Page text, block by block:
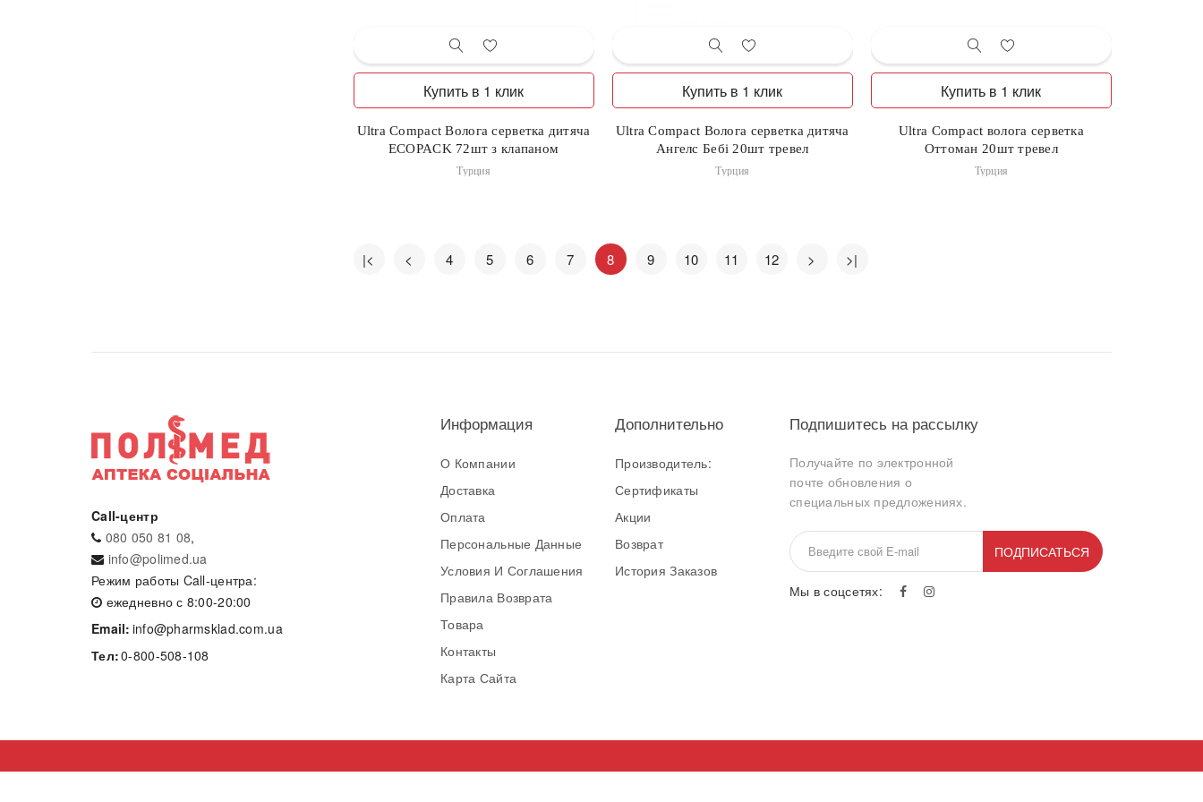
Купить в 1 клик
Ultra Compact Волога серветка дитяча
ECOPACK 72шт з клапаном
Турция
Купить в 1 клик
Ultra Compact Волога серветка дитяча
Ангелс Бебі 20шт тревел
Турция
Купить в 1 клик
Ultra Compact волога серветка
Оттоман 20шт тревел
Турция
|< < 4 5 6 7 8 9 10 11 12 > >|
Call-центр
080 050 81 08,
info@polimed.ua
Режим работы Call-центра:
ежедневно с 8:00-20:00
Email: info@pharmsklad.com.ua
Тел:0-800-508-108
Информация
О Компании
Доставка
Оплата
Персональные Данные
Условия И Соглашения
Правила Возврата
Товара
Контакты
Карта Сайта
Дополнительно
Производитель:
Сертификаты
Акции
Возврат
История Заказов
Подпишитесь на рассылку
Получайте по электронной
почте обновления о
специальных предложениях.
ПОДПИСАТЬСЯ
Мы в соцсетях: